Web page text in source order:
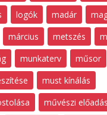
logók madár
március metszés
munkaterv
műsor
must kínálás
művészi